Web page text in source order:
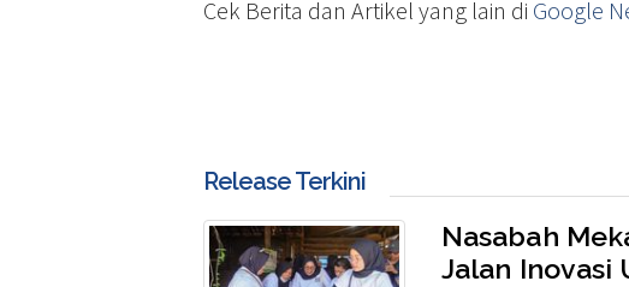
Cek Berita dan Artikel yang lain di Google
Release Terkini
Nasabah
Jalan Inovasi